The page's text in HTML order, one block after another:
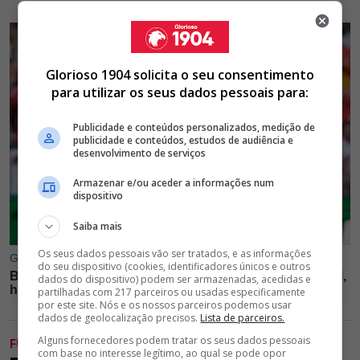
FUTEBOL
Glorioso 1904 solicita o seu consentimento
para utilizar os seus dados pessoais para:
Publicidade e conteúdos personalizados, medição de
publicidade e conteúdos, estudos de audiência e
desenvolvimento de serviços
Armazenar e/ou aceder a informações num
dispositivo
Saiba mais
Os seus dados pessoais vão ser tratados, e as informações
do seu dispositivo (cookies, identificadores únicos e outros
dados do dispositivo) podem ser armazenadas, acedidas e
partilhadas com 217 parceiros ou usadas especificamente
por este site. Nós e os nossos parceiros podemos usar
dados de geolocalização precisos. Lista de parceiros.
Alguns fornecedores podem tratar os seus dados pessoais
com base no interesse legítimo, ao qual se pode opor